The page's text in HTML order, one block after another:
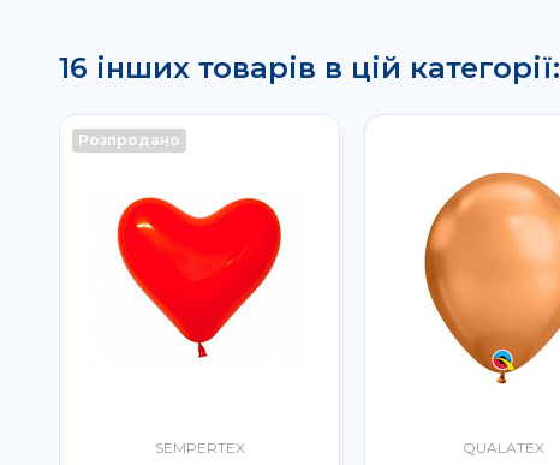
16 інших товарів в цій категорії:
Розпродано
SEMPERTEX QUALATEX